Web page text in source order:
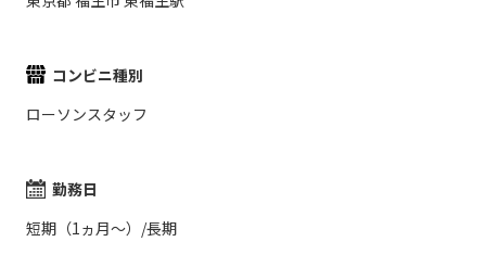
コンビニ種別
ローソンスタッフ
勤務日
短期（1ヵ月～）/長期